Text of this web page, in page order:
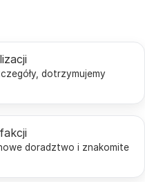
dotrzymujemy
doradztwo i znakomite